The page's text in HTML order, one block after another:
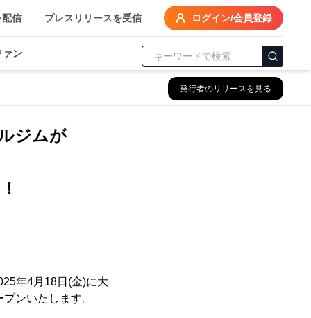
配信 プレスリリースを受信 ログイン/会員登録
ァン
発行者のリリースを見る
ジムが
年4月18日(金)に大
ンいたします。